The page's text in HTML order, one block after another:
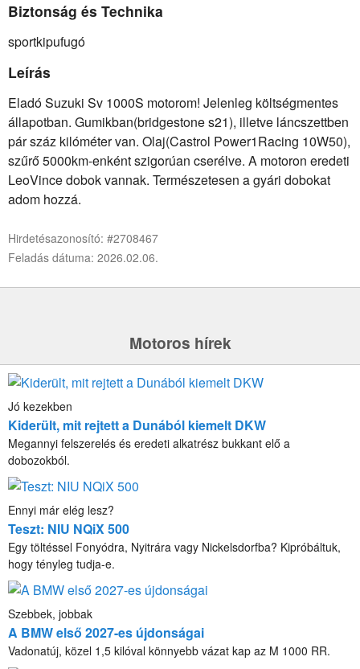
Biztonság és Technika
sportkipufugó
Leírás
Eladó Suzuki Sv 1000S motorom! Jelenleg költségmentes
állapotban. Gumikban(bridgestone s21), illetve láncszettben
pár száz kilóméter van. Olaj(Castrol Power1Racing 10W50),
szűrő 5000km-enként szigorúan cserélve. A motoron eredeti
LeoVince dobok vannak. Természetesen a gyári dobokat
adom hozzá.
Hirdetésazonosító: #2708467
Feladás dátuma: 2026.02.06.
Motoros hírek
Jó kezekben
Kiderült, mit rejtett a Dunából kiemelt DKW
Megannyi felszerelés és eredeti alkatrész bukkant elő a
dobozokból.
Ennyi már elég lesz?
Teszt: NIU NQiX 500
Egy töltéssel Fonyódra, Nyitrára vagy Nickelsdorfba? Kipróbáltuk,
hogy tényleg tudja-e.
Szebbek, jobbak
A BMW első 2027-es újdonságai
Vadonatúj, közel 1,5 kilóval könnyebb vázat kap az M 1000 RR.